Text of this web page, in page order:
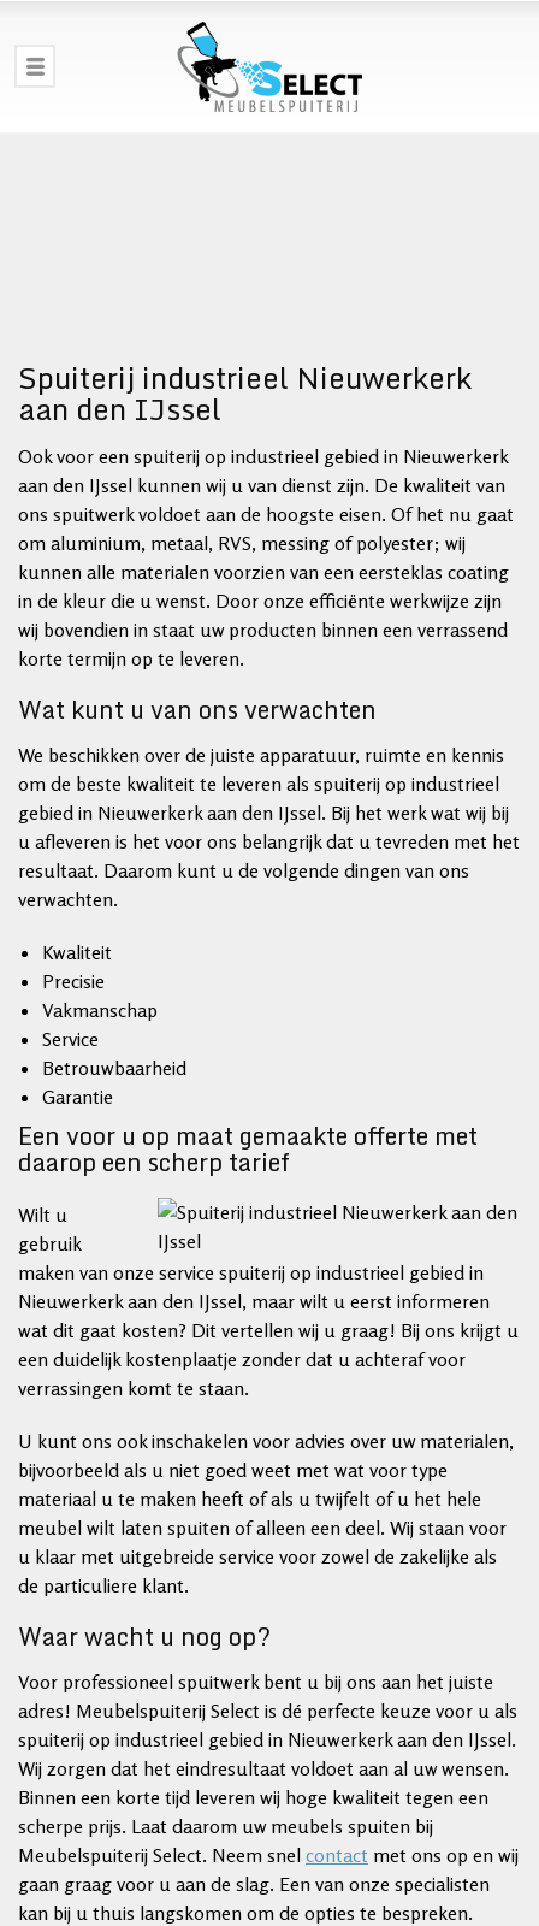
Spuiterij industrieel Nieuwerkerk
aan den IJssel
Ook voor een spuiterij op industrieel gebied in Nieuwerkerk
aan den IJssel kunnen wij u van dienst zijn. De kwaliteit van
ons spuitwerk voldoet aan de hoogste eisen. Of het nu gaat
om aluminium, metaal, RVS, messing of polyester; wij
kunnen alle materialen voorzien van een eersteklas coating
in de kleur die u wenst. Door onze efficiënte werkwijze zijn
wij bovendien in staat uw producten binnen een verrassend
korte termijn op te leveren.
Wat kunt u van ons verwachten
We beschikken over de juiste apparatuur, ruimte en kennis
om de beste kwaliteit te leveren als spuiterij op industrieel
gebied in Nieuwerkerk aan den IJssel. Bij het werk wat wij bij
u afleveren is het voor ons belangrijk dat u tevreden met het
resultaat. Daarom kunt u de volgende dingen van ons
verwachten.
Kwaliteit
Precisie
Vakmanschap
Service
Betrouwbaarheid
Garantie
Een voor u op maat gemaakte offerte met
daarop een scherp tarief
Wilt u
gebruik
maken van onze service spuiterij op industrieel gebied in
Nieuwerkerk aan den IJssel, maar wilt u eerst informeren
wat dit gaat kosten? Dit vertellen wij u graag! Bij ons krijgt u
een duidelijk kostenplaatje zonder dat u achteraf voor
verrassingen komt te staan.
U kunt ons ook inschakelen voor advies over uw materialen,
bijvoorbeeld als u niet goed weet met wat voor type
materiaal u te maken heeft of als u twijfelt of u het hele
meubel wilt laten spuiten of alleen een deel. Wij staan voor
u klaar met uitgebreide service voor zowel de zakelijke als
de particuliere klant.
Waar wacht u nog op?
Voor professioneel spuitwerk bent u bij ons aan het juiste
adres! Meubelspuiterij Select is dé perfecte keuze voor u als
spuiterij op industrieel gebied in Nieuwerkerk aan den IJssel.
Wij zorgen dat het eindresultaat voldoet aan al uw wensen.
Binnen een korte tijd leveren wij hoge kwaliteit tegen een
scherpe prijs. Laat daarom uw meubels spuiten bij
Meubelspuiterij Select. Neem snel contact met ons op en wij
gaan graag voor u aan de slag. Een van onze specialisten
kan bij u thuis langskomen om de opties te bespreken.